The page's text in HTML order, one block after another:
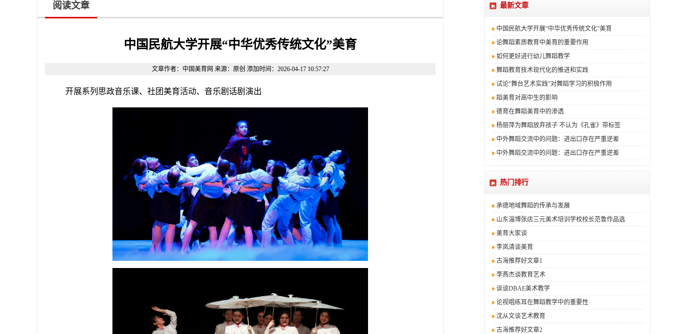
阅读文章
中国民航大学开展“中华优秀传统文化”美育
文章作者：中国美育网 来源：原创 添加时间：2026-04-17 10:57:27
开展系列思政音乐课、社团美育活动、音乐剧话剧演出
最新文章
中国民航大学开展“中华优秀传统文化”美育
论舞蹈素质教育中美育的重要作用
如何更好进行幼儿舞蹈教学
舞蹈教育技术现代化的推进和实践
试论“舞台艺术实践”对舞蹈学习的积极作用
蹈美育对高中生的影响
德育在舞蹈美育中的渗透
杨丽萍为舞蹈放弃孩子 不认为《孔雀》带标签
中外舞蹈交流中的问题：进出口存在严重逆差
中外舞蹈交流中的问题：进出口存在严重逆差
热门排行
承德地域舞蹈的传承与发展
山东淄博张店三元美术培训学校校长范鲁作品选
美育大家谈
李岚清谈美育
古海推荐好文章1
李燕杰谈教育艺术
谈谈DBAE美术教学
论视唱练耳在舞蹈教学中的重要性
沈从文谈艺术教育
古海推荐好文章2